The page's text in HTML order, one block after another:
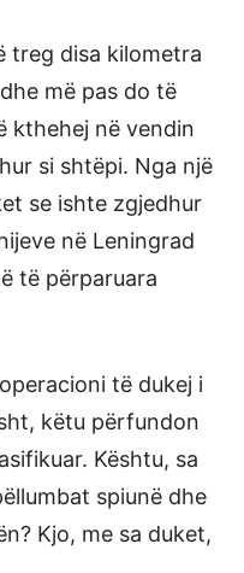
treg disa kilometra
më pas do të
kthehej në vendin
si shtëpi. Nga një
se ishte zgjedhur
në Leningrad
të përparuara
të dukej i
këtu përfundon
Kështu, sa
spiunë dhe
Kjo, me sa duket,